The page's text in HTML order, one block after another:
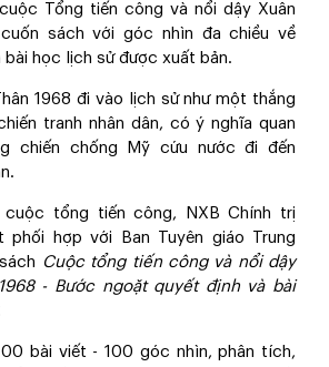
Tổng tiến công và nổi dậy Xuân
cuốn sách với góc nhìn đa chiều về
học lịch sử được xuất bản.
1968 đi vào lịch sử như một thắng
tranh nhân dân, có ý nghĩa quan
chiến chống Mỹ cứu nước đi đến
cuộc tổng tiến công, NXB Chính trị
phối hợp với Ban Tuyên giáo Trung
Cuộc tổng tiến công và nổi dậy
- Bước ngoặt quyết định và bài
bài viết - 100 góc nhìn, phân tích,